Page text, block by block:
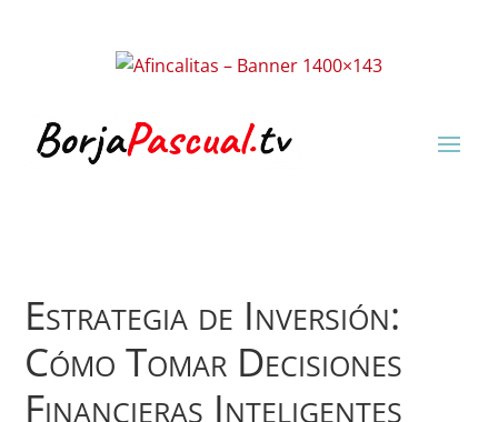
Estrategia de Inversión:
Cómo Tomar Decisiones
Financieras Inteligentes